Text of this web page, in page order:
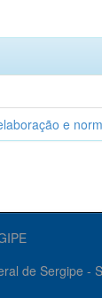
e
de Sergipe -